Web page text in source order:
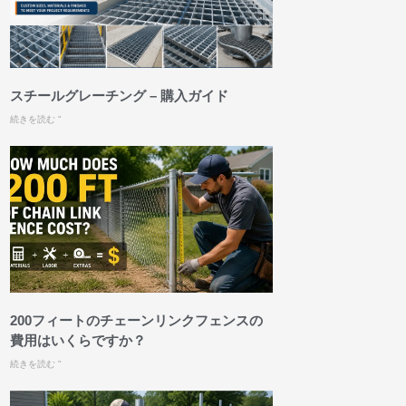
スチールグレーチング – 購入ガイド
続きを読む "
200フィートのチェーンリンクフェンスの
費用はいくらですか？
続きを読む "